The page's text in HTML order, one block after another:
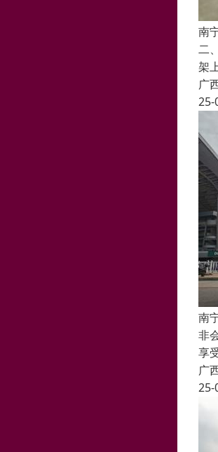
南
二
架
广
25-
南
非
享
广
25-